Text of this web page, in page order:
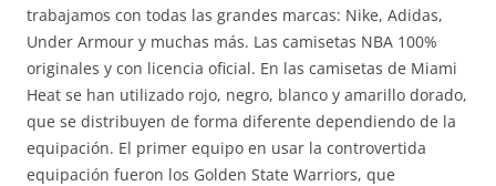
trabajamos con todas las grandes marcas: Nike, Adidas,
Under Armour y muchas más. Las camisetas NBA 100%
originales y con licencia oficial. En las camisetas de Miami
Heat se han utilizado rojo, negro, blanco y amarillo dorado,
que se distribuyen de forma diferente dependiendo de la
equipación. El primer equipo en usar la controvertida
equipación fueron los Golden State Warriors, que